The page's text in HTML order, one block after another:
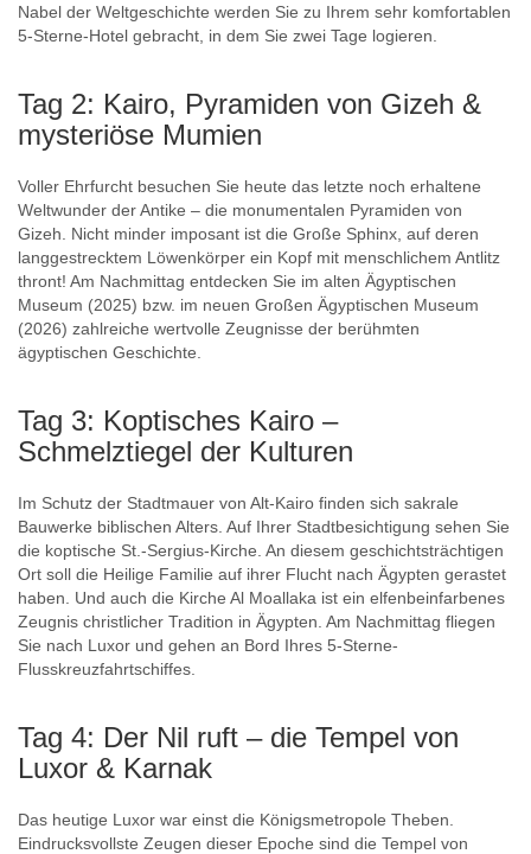
Nabel der Weltgeschichte werden Sie zu Ihrem sehr komfortablen
5-Sterne-Hotel gebracht, in dem Sie zwei Tage logieren.
Tag 2: Kairo, Pyramiden von Gizeh &
mysteriöse Mumien
Voller Ehrfurcht besuchen Sie heute das letzte noch erhaltene
Weltwunder der Antike – die monumentalen Pyramiden von
Gizeh. Nicht minder imposant ist die Große Sphinx, auf deren
langgestrecktem Löwenkörper ein Kopf mit menschlichem Antlitz
thront! Am Nachmittag entdecken Sie im alten Ägyptischen
Museum (2025) bzw. im neuen Großen Ägyptischen Museum
(2026) zahlreiche wertvolle Zeugnisse der berühmten
ägyptischen Geschichte.
Tag 3: Koptisches Kairo –
Schmelztiegel der Kulturen
Im Schutz der Stadtmauer von Alt-Kairo finden sich sakrale
Bauwerke biblischen Alters. Auf Ihrer Stadtbesichtigung sehen Sie
die koptische St.-Sergius-Kirche. An diesem geschichtsträchtigen
Ort soll die Heilige Familie auf ihrer Flucht nach Ägypten gerastet
haben. Und auch die Kirche Al Moallaka ist ein elfenbeinfarbenes
Zeugnis christlicher Tradition in Ägypten. Am Nachmittag fliegen
Sie nach Luxor und gehen an Bord Ihres 5-Sterne-
Flusskreuzfahrtschiffes.
Tag 4: Der Nil ruft – die Tempel von
Luxor & Karnak
Das heutige Luxor war einst die Königsmetropole Theben.
Eindrucksvollste Zeugen dieser Epoche sind die Tempel von